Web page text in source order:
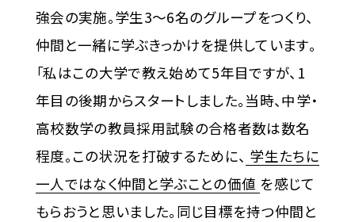
強会の実施。学生3～6名のグループをつくり、
仲間と一緒に学ぶきっかけを提供しています。
「私はこの大学で教え始めて5年目ですが、1
年目の後期からスタートしました。当時、中学・
高校数学の教員採用試験の合格者数は数名
程度。この状況を打破するために、 学生たちに
一人ではなく仲間と学ぶことの価値 を感じて
もらおうと思いました。同じ目標を持つ仲間と